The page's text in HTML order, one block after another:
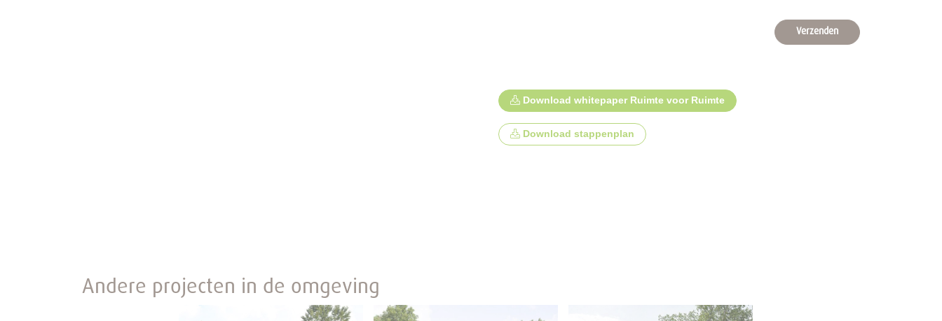
Verzenden
Download whitepaper Ruimte voor Ruimte
Download stappenplan
Andere projecten in de omgeving